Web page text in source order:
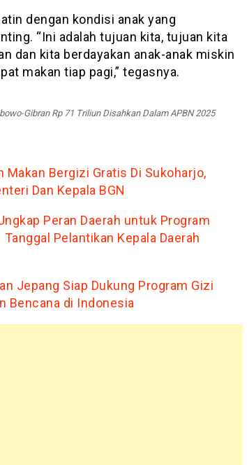
dengan kondisi anak yang
“Ini adalah tujuan kita, tujuan kita
dan kita berdayakan anak-anak miskin
makan tiap pagi,” tegasnya.
Gibran Rp 71 Triliun Disahkan Dalam APBN 2025
Makan Bergizi Gratis Di Sukoharjo,
Dan Kepala BGN
Peran Daerah untuk Program
Pelantikan Kepala Daerah
Jepang Siap Dukung Program Gizi
Bencana di Indonesia